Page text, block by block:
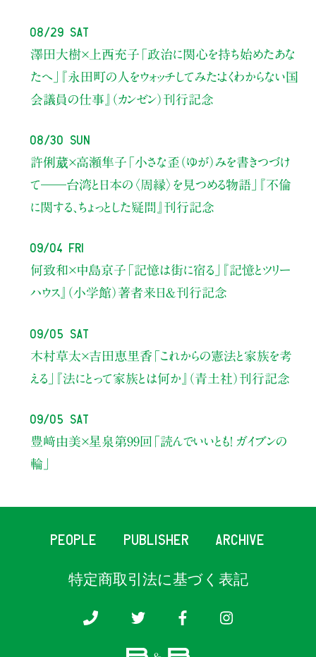
08/29 Sat
澤田大樹×上西充子 「政治に関心を持ち始めたあな
たへ」
『永田町の人をウォッチしてみた：よくわからない国
会議員の仕事』（カンゼン）刊行記念
08/30 Sun
許俐葳×高瀬隼子 「小さな歪（ゆが）みを書きつづけ
て――台湾と日本の〈周縁〉を見つめる物語」
『不倫
に関する、ちょっとした疑問』刊行記念
09/04 Fri
何致和×中島京子 「記憶は街に宿る」
『記憶とツリー
ハウス』（小学館）著者来日＆刊行記念
09/05 Sat
木村草太×吉田恵里香 「これからの憲法と家族を考
える」
『法にとって家族とは何か』（青土社）刊行記念
09/05 Sat
豊﨑由美×星泉 第99回「読んでいいとも！ ガイブンの
輪」
PEOPLE PUBLISHER ARCHIVE
特定商取引法に基づく表記